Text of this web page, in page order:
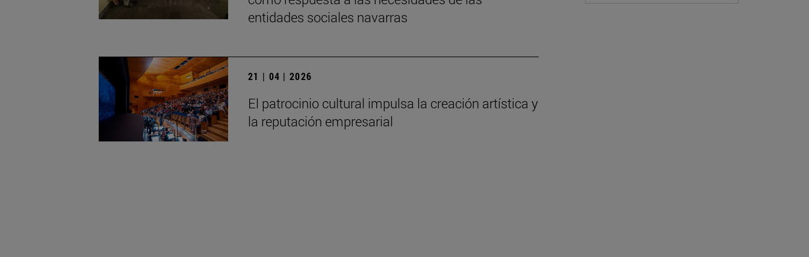
entidades sociales navarras
21 | 04 | 2026
El patrocinio cultural impulsa la creación artística y
la reputación empresarial